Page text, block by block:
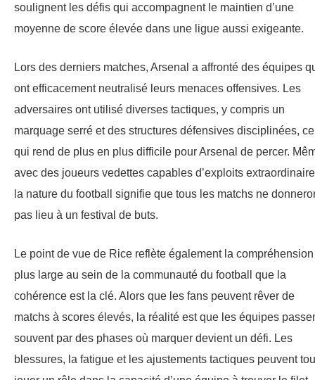
soulignent les défis qui accompagnent le maintien d’une
moyenne de score élevée dans une ligue aussi exigeante.
Lors des derniers matches, Arsenal a affronté des équipes
ont efficacement neutralisé leurs menaces offensives. Les
adversaires ont utilisé diverses tactiques, y compris un
marquage serré et des structures défensives disciplinées, ce
qui rend de plus en plus difficile pour Arsenal de percer.
avec des joueurs vedettes capables d’exploits
la nature du football signifie que tous les matchs ne
pas lieu à un festival de buts.
Le point de vue de Rice reflète également la compréhension
plus large au sein de la communauté du football que la
cohérence est la clé. Alors que les fans peuvent rêver de
matchs à scores élevés, la réalité est que les équipes
souvent par des phases où marquer devient un défi. Les
blessures, la fatigue et les ajustements tactiques peuvent